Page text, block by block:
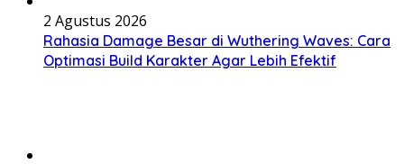
2 Agustus 2026
Rahasia Damage Besar di Wuthering Waves: Cara
Optimasi Build Karakter Agar Lebih Efektif